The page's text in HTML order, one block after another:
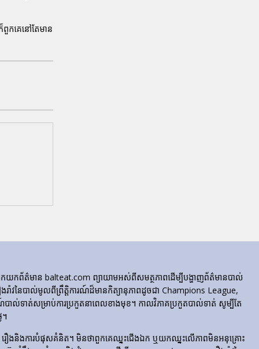
កគេនៅតែមាន
យកព័ត៌មាន balteat.com ព្យាយាមអស់ពីសមត្ថភាពដើម្បីបង្ហាញព័ត៌មានបាល់
ាវនៃបាល់មូលពីព្រឹត្តិការណ៍ដ៏មានកិត្យានុភាពដូចជា Champions League,
ល់ទាត់សម្រាប់ការប្រកួតនាពេលខាងមុខ។ កាលវិភាគប្រកួតបាល់ទាត់ សូម្បីតែ
។
រឿង​និង​ការ​បំផុស​គំនិត។ មិនថាពួកគេឈ្នះជើងឯក ឬយកឈ្នះលើភាពមិនអនុគ្រោះ